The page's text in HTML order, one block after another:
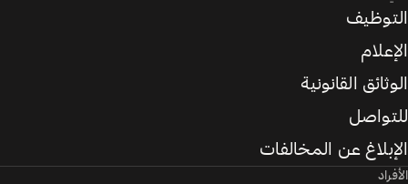
التوظيف
الإعلام
الوثائق القانونية
للتواصل
الإبلاغ عن المخالفات
الأفراد